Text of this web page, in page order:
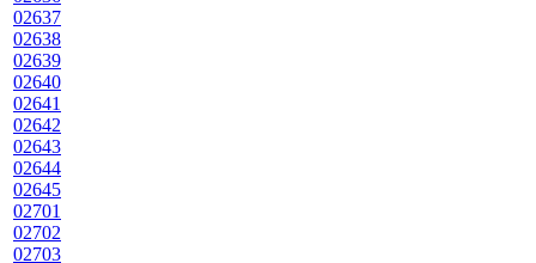
02637
02638
02639
02640
02641
02642
02643
02644
02645
02701
02702
02703